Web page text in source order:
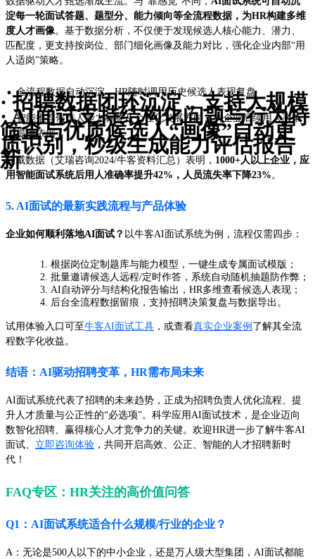
· AI面试支持结构化问题与行为特
质识别，秒级生成能力评估报告
· 招聘数据闭环沉淀，支持大规模
筛查与优质候选人“画像”自动更
新
淀每一轮面试答题、题型分、能力倾向等全流程数据，为HR构建多维
度人才画像。基于数据分析，不仅便于发现候选人核心能力、潜力、
匹配度，更支持按岗位、部门细化画像及能力对比，强化企业内部“用
人适岗”策略。
· 全流程数据自动沉淀，HR随时调用历史候选人表现复盘
· 智能推荐候选人能力标签及个性化发展方向，为企业后续用人决策
提供依据
权威数据（艾瑞咨询2024/牛客资料汇总）表明， 1000+人以上企业，应
用智能面试系统后用人准确率提升42%，人员流失率下降23%。
5. AI面试的最新实践流程与产品体验
企业如何顺利落地AI面试？ 以牛客AI面试系统为例，流程仅需四步：
根据岗位定制题库与能力模型，一键生成专属面试模版；
批量邀请候选人远程/定时作答，系统自动随机抽题防作弊；
AI自动评分与结构化报告输出，HR多维查看候选人表现；
后台全流程数据留痕，支持招聘决策复盘与数据导出。
试用体验入口可至牛客AI面试工具 ，或查看真实企业案例 了解其全流
程数字化收益。
结语：AI驱动招聘变革，HR需布局未来
AI面试系统代表了招聘的未来趋势，正成为招聘负责人优化流程、提
升人才质量与公正性的“必选项”。科学应用AI面试技术，是企业迈向
数智化招聘、赢得核心人才竞争力的关键。欢迎HR进一步了解牛客AI
面试、 立即咨询体验 ，共同开启高效、公正、智能的人才招聘新时
代！
FAQ专区：HR关注的高价值问答
Q1：AI面试系统适合什么规模/行业的企业？
A：无论是500人以下的中小企业，还是万人级大型集团，AI面试都能